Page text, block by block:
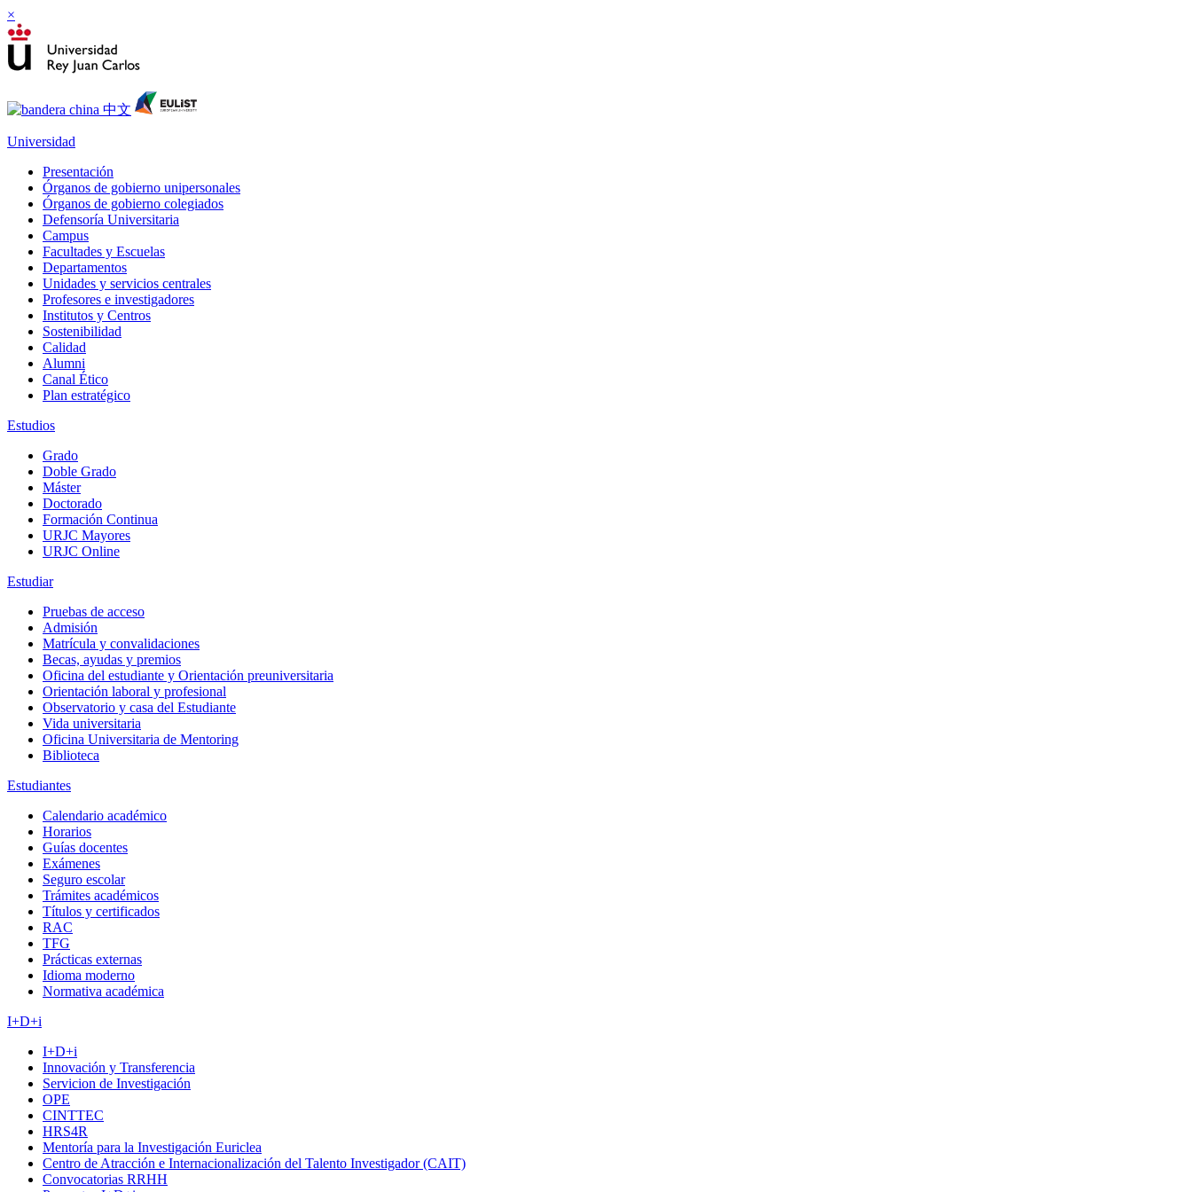
×
Universidad
Presentación
Órganos de gobierno unipersonales
Órganos de gobierno colegiados
Defensoría Universitaria
Campus
Facultades y Escuelas
Departamentos
Unidades y servicios centrales
Profesores e investigadores
Institutos y Centros
Sostenibilidad
Calidad
Alumni
Canal Ético
Plan estratégico
Estudios
Grado
Doble Grado
Máster
Doctorado
Formación Continua
URJC Mayores
URJC Online
Estudiar
Pruebas de acceso
Admisión
Matrícula y convalidaciones
Becas, ayudas y premios
Oficina del estudiante y Orientación preuniversitaria
Orientación laboral y profesional
Observatorio y casa del Estudiante
Vida universitaria
Oficina Universitaria de Mentoring
Biblioteca
Estudiantes
Calendario académico
Horarios
Guías docentes
Exámenes
Seguro escolar
Trámites académicos
Títulos y certificados
RAC
TFG
Prácticas externas
Idioma moderno
Normativa académica
I+D+i
I+D+i
Innovación y Transferencia
Servicion de Investigación
OPE
CINTTEC
HRS4R
Mentoría para la Investigación Euriclea
Centro de Atracción e Internacionalización del Talento Investigador (CAIT)
Convocatorias RRHH